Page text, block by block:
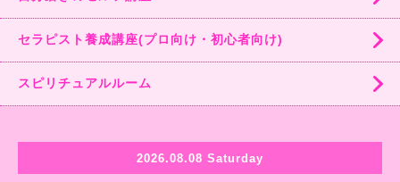
セラピスト養成講座(プロ向け・初心者向け)
スピリチュアルルーム
2026.08.08 Saturday